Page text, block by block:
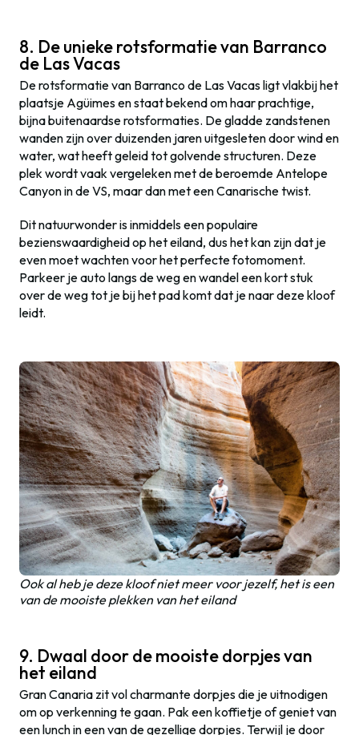
8. De unieke rotsformatie van Barranco
de Las Vacas
De rotsformatie van Barranco de Las Vacas ligt vlakbij het
plaatsje Agüimes en staat bekend om haar prachtige,
bijna buitenaardse rotsformaties. De gladde zandstenen
wanden zijn over duizenden jaren uitgesleten door wind en
water, wat heeft geleid tot golvende structuren. Deze
plek wordt vaak vergeleken met de beroemde Antelope
Canyon in de VS, maar dan met een Canarische twist.
Dit natuurwonder is inmiddels een populaire
bezienswaardigheid op het eiland, dus het kan zijn dat je
even moet wachten voor het perfecte fotomoment.
Parkeer je auto langs de weg en wandel een kort stuk
over de weg tot je bij het pad komt dat je naar deze kloof
leidt.
Ook al heb je deze kloof niet meer voor jezelf, het is een
van de mooiste plekken van het eiland
9. Dwaal door de mooiste dorpjes van
het eiland
Gran Canaria zit vol charmante dorpjes die je uitnodigen
om op verkenning te gaan. Pak een koffietje of geniet van
een lunch in een van de gezellige dorpjes. Terwijl je door